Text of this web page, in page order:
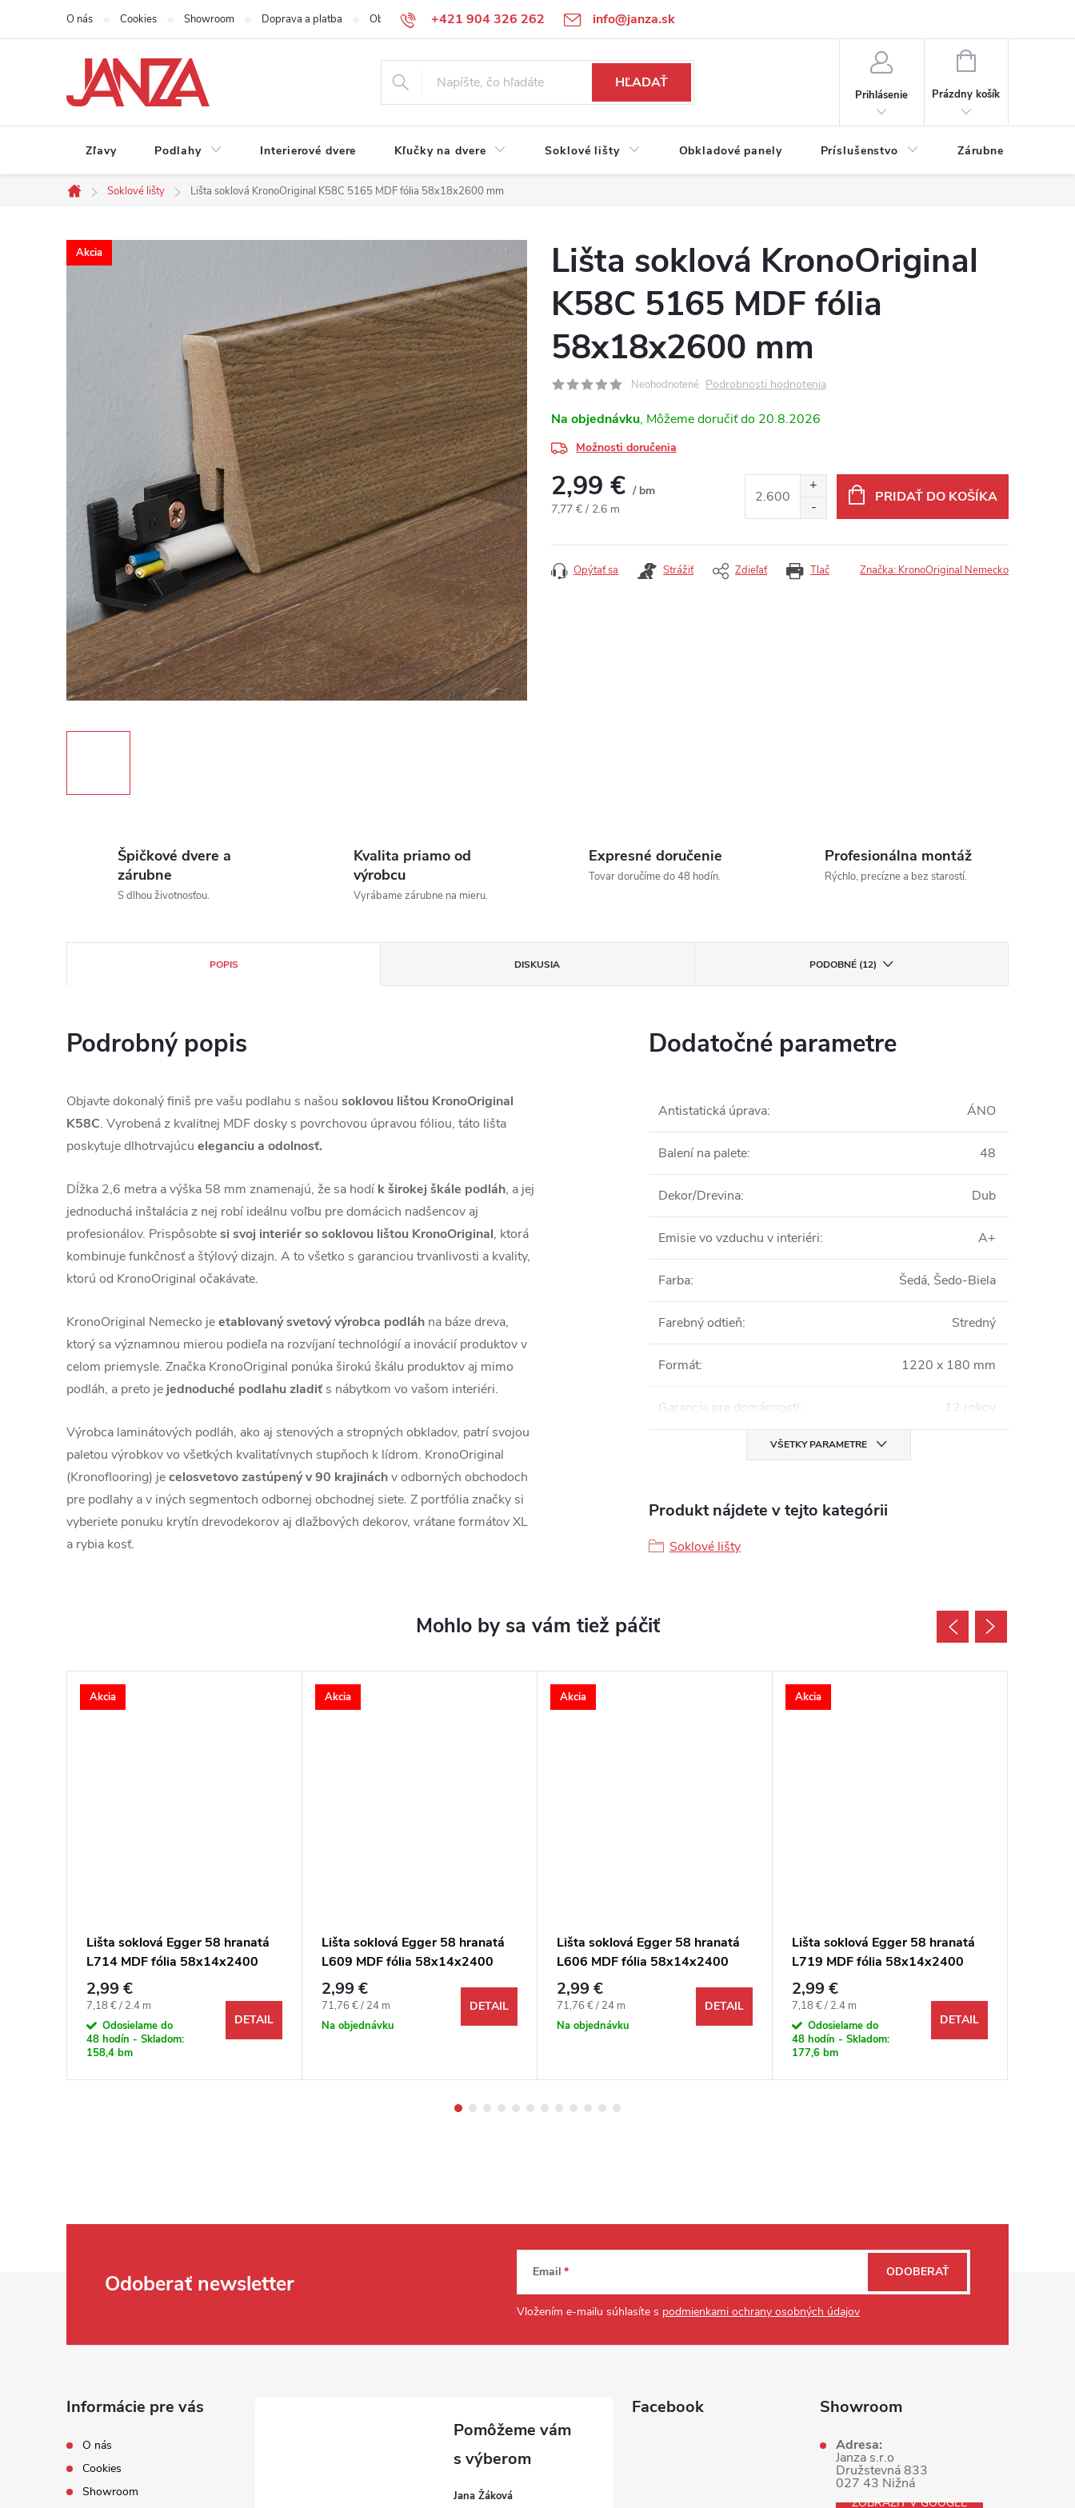
Prejsť na obsah +421 904 326 262 info@janza.sk
O nás Cookies Showroom Doprava a platba Obchodné podmienky Reklamačné podmienky Podmienky ochrany osobných údajov
HĽADAŤ
Prihlásenie
NÁKUPNÝ KOŠÍK
Prázdny košík
Zľavy Podlahy Interierové dvere Kľučky na dvere Soklové lišty Obkladové panely Príslušenstvo Zárubne
Domov
Soklové lišty Lišta soklová KronoOriginal K58C 5165 MDF fólia 58x18x2600 mm
Akcia
Lišta soklová KronoOriginal
K58C 5165 MDF fólia
58x18x2600 mm
Neohodnotené Podrobnosti hodnotenia
Na objednávku 20.8.2026
Možnosti doručenia
2,99 € / bm
Jednotková cena:
7,77 € / 2.6 m
PRIDAŤ DO KOŠÍKA
Tlač
Opýtať sa Strážiť Zdieľať Značka: KronoOriginal Nemecko
Špičkové dvere a
zárubne
S dlhou životnosťou.
Kvalita priamo od
výrobcu
Vyrábame zárubne na mieru.
Expresné doručenie
Tovar doručíme do 48 hodín.
Profesionálna montáž
Rýchlo, precízne a bez starostí.
POPIS DISKUSIA PODOBNÉ (12)
Podrobný popis
Objavte dokonalý finiš pre vašu podlahu s našou soklovou lištou KronoOriginal
K58C. Vyrobená z kvalitnej MDF dosky s povrchovou úpravou fóliou, táto lišta
poskytuje dlhotrvajúcu eleganciu a odolnosť.
Dĺžka 2,6 metra a výška 58 mm znamenajú, že sa hodí k širokej škále podláh, a jej
jednoduchá inštalácia z nej robí ideálnu voľbu pre domácich nadšencov aj
profesionálov. Prispôsobtesi svoj interiér so soklovou lištou KronoOriginal, ktorá
kombinuje funkčnosť a štýlový dizajn. A to všetko s garanciou trvanlivosti a kvality,
ktorú od KronoOriginal očakávate.
KronoOriginal Nemecko jeetablovaný svetový výrobca podláh na báze dreva,
ktorý sa významnou mierou podieľa na rozvíjaní technológií a inovácií produktov v
celom priemysle. Značka KronoOriginal ponúka širokú škálu produktov aj mimo
podláh, a preto je jednoduché podlahu zladiť s nábytkom vo vašom interiéri.
Výrobca laminátových podláh, ako aj stenových a stropných obkladov, patrí svojou
paletou výrobkov vo všetkých kvalitatívnych stupňoch k lídrom. KronoOriginal
(Kronoflooring) jecelosvetovo zastúpený v 90 krajináchv odborných obchodoch
pre podlahy a v iných segmentoch odbornej obchodnej siete. Z portfólia značky si
vyberiete ponuku krytín drevodekorov aj dlažbových dekorov, vrátane formátov XL
a rybia kosť.
Dodatočné parametre
Antistatická úprava: ÁNO
Balení na palete: 48
Dekor/Drevina: Dub
Emisie vo vzduchu v interiéri: A+
Farba: Šedá, Šedo-Biela
Farebný odtieň: Stredný
Formát: 1220 x 180 mm
Garancia pre domácnosti: 12 rokov
VŠETKY PARAMETRE
Produkt nájdete v tejto kategórii
Soklové lišty
Akcia
Lišta soklová Egger 58 hranatá
L714 MDF fólia 58x14x2400
mm
2,99 €
Jednotková cena:
7,18 € / 2.4 m
Odosielame do
48 hodín - Skladom:
158,4 bm
DETAIL
Akcia
Lišta soklová Egger 58 hranatá
L609 MDF fólia 58x14x2400
mm
2,99 €
Jednotková cena:
71,76 € / 24 m
Na objednávku
DETAIL
Akcia
Lišta soklová Egger 58 hranatá
L606 MDF fólia 58x14x2400
mm
2,99 €
Jednotková cena:
71,76 € / 24 m
Na objednávku
DETAIL
Akcia
Lišta soklová Egger 58 hranatá
L719 MDF fólia 58x14x2400
mm
2,99 €
Jednotková cena:
7,18 € / 2.4 m
Odosielame do
48 hodín - Skladom:
177,6 bm
DETAIL
Odoberať newsletter Email
Vložením e-mailu súhlasíte s podmienkami ochrany osobných údajov
ODOBERAŤ
Informácie pre vás
O nás
Cookies
Showroom
Jana Žáková
Facebook Showroom
Adresa:
Janza s.r.o
Družstevná 833
027 43 Nižná
ZOBRAZIŤ V GOOGLE